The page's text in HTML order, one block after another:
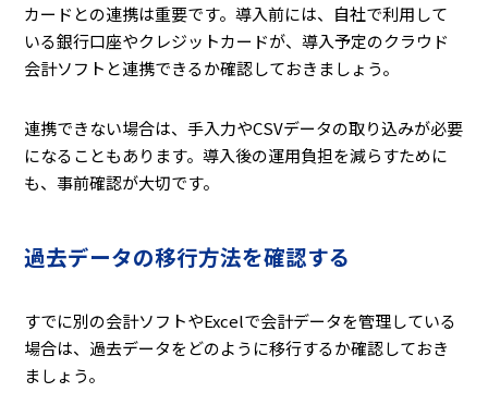
カードとの連携は重要です。導入前には、自社で利用して
いる銀行口座やクレジットカードが、導入予定のクラウド
会計ソフトと連携できるか確認しておきましょう。
連携できない場合は、手入力やCSVデータの取り込みが必要
になることもあります。導入後の運用負担を減らすために
も、事前確認が大切です。
過去データの移行方法を確認する
すでに別の会計ソフトやExcelで会計データを管理している
場合は、過去データをどのように移行するか確認しておき
ましょう。